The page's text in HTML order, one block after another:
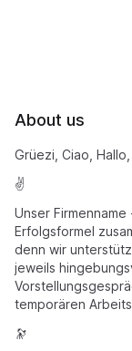
About us
Grüezi, Ciao,
✌️
Unser Firmenname
Erfolgsformel
denn wir
jeweils
temporären
🔭